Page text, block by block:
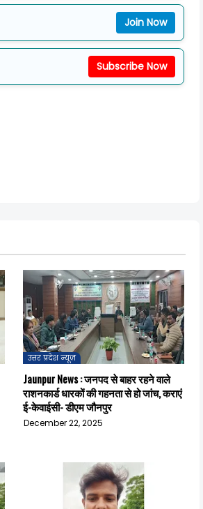
Join Now
Subscribe Now
उत्तर प्रदेश न्यूज़
Jaunpur News : जनपद से बाहर रहने वाले
राशनकार्ड धारकों की गहनता से हो जांच, कराएं
ई-केवाईसी- डीएम जौनपुर
December 22, 2025